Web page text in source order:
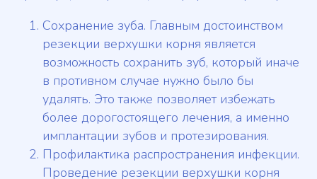
Сохранение зуба. Главным достоинством
резекции верхушки корня является
возможность сохранить зуб, который иначе
в противном случае нужно было бы
удалять. Это также позволяет избежать
более дорогостоящего лечения, а именно
имплантации зубов и протезирования.
Профилактика распространения инфекции.
Проведение резекции верхушки корня